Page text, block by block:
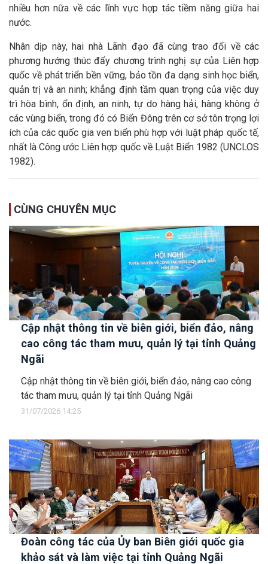
nhiều hơn nữa về các lĩnh vực hợp tác tiềm năng giữa hai
nước.
Nhân dịp này, hai nhà Lãnh đạo đã cùng trao đổi về các
phương hướng thúc đẩy chương trình nghị sự của Liên hợp
quốc về phát triển bền vững, bảo tồn đa dạng sinh học biển,
quản trị và an ninh; khẳng định tầm quan trọng của việc duy
trì hòa bình, ổn định, an ninh, tự do hàng hải, hàng không ở
các vùng biển, trong đó có Biển Đông trên cơ sở tôn trọng lợi
ích của các quốc gia ven biển phù hợp với luật pháp quốc tế,
nhất là Công ước Liên hợp quốc về Luật Biển 1982 (UNCLOS
1982).
CÙNG CHUYÊN MỤC
Cập nhật thông tin về biên giới, biển đảo, nâng
cao công tác tham mưu, quản lý tại tỉnh Quảng
Ngãi
Cập nhật thông tin về biên giới, biển đảo, nâng cao công
tác tham mưu, quản lý tại tỉnh Quảng Ngãi
31/07/2026 14:25
Đoàn công tác của Ủy ban Biên giới quốc gia
khảo sát và làm việc tại tỉnh Quảng Ngãi